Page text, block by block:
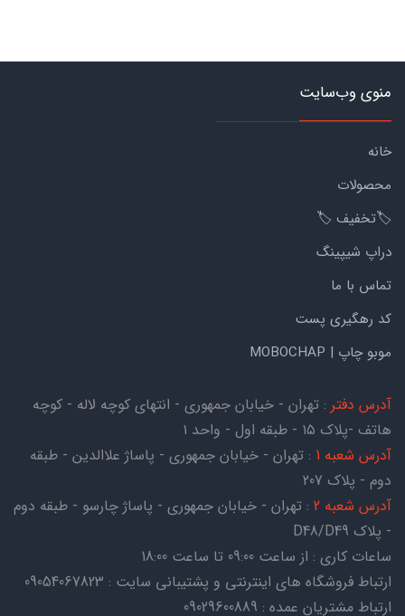
منوی وب‌سایت
خانه
محصولات
🏷️تخفیف 🏷️
دراپ شیپینگ
تماس با ما
کد رهگیری پست
موبو چاپ | MOBOCHAP
آدرس دفتر : تهران - خیابان جمهوری - انتهای کوچه لاله - کوچه
هاتف -پلاک ۱۵ - طبقه اول - واحد ۱
آدرس شعبه 1
: تهران - خیابان جمهوری - پاساژ علاالدین - طبقه
دوم - پلاک 207
آدرس شعبه 2
: تهران - خیابان جمهوری - پاساژ چارسو - طبقه دوم
- پلاک D48/D49
ساعات کاری : از ساعت 09:00 تا ساعت 18:00
ارتباط فروشگاه های اینترنتی و پشتیبانی سایت : 09054067823
ارتباط مشتریان عمده : 09029600889